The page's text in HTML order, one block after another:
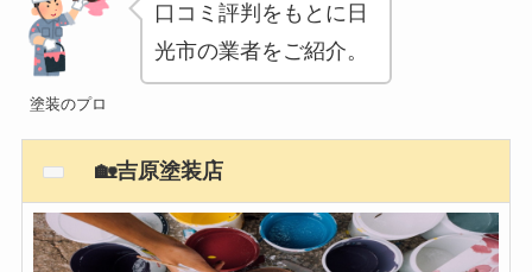
塗装のプロ
口コミ評判をもとに日
光市の業者をご紹介。
🏡吉原塗装店